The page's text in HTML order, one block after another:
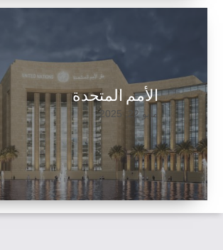
الأمم المتحدة
مايو 22, 2025